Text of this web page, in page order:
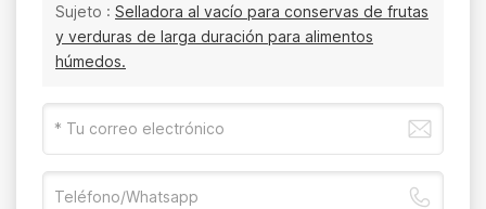
Sujeto : Selladora al vacío para conservas de frutas
y verduras de larga duración para alimentos
húmedos.